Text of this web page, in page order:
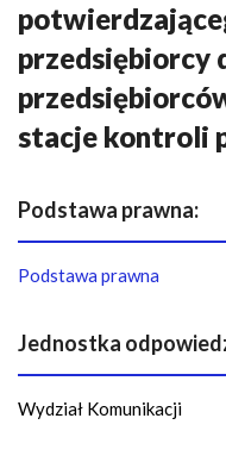
a
w
i
g
a
y
j
n
przedsiębiorcy
stacje kontroli
Podstawa prawna:
Podstawa prawna
Jednostka
Wydział Komunikacji